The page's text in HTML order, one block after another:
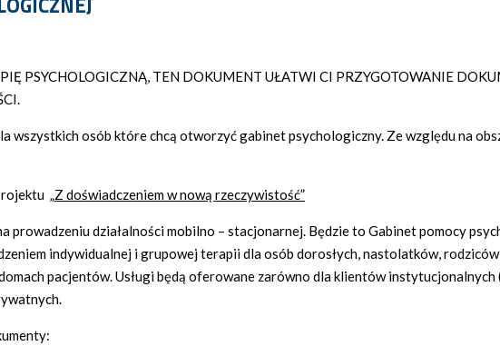
PSYCHOLOGICZNĄ, TEN DOKUMENT UŁATWI CI PRZYGOTOWANIE
wszystkich osób które chcą otworzyć gabinet psychologiczny. Ze względu na
„Z doświadczeniem w nową rzeczywistość”
prowadzeniu działalności mobilno – stacjonarnej. Będzie to Gabinet pomocy
indywidualnej i grupowej terapii dla osób dorosłych, nastolatków,
pacjentów. Usługi będą oferowane zarówno dla klientów